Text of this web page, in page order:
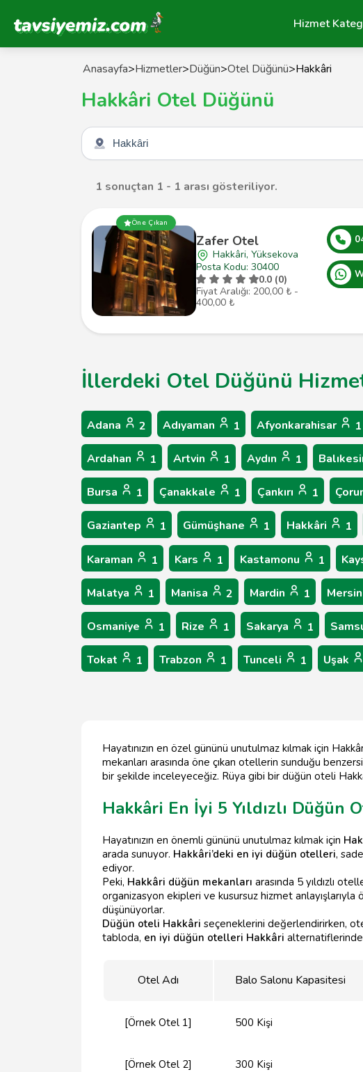
Tavsiyemiz Anasayfa Hizmet
Anasayfa>Hizmetler>Düğün>Otel Düğünü>Hakkâri
Hakkâri Otel Düğünü
Şehir seçin
1 sonuçtan 1 - 1 arası gösteriliyor.
Öne Çıkan
Zafer Otel
Hakkâri, Yüksekova
Posta Kodu: 30400
0.0 (0)
Fiyat Aralığı: 200,00 ₺ -
400,00 ₺
İllerdeki Otel Düğünü
Adana 2 Adıyaman 1 Afyonkarahisar 1
Ardahan 1 Artvin 1 Aydın 1
Bursa 1 Çanakkale 1 Çankırı 1
Gaziantep 1 Gümüşhane 1 Hakkâri 1
Karaman 1 Kars 1 Kastamonu 1
Malatya 1 Manisa 2 Mardin 1 Mersin
Osmaniye 1 Rize 1 Sakarya 1
Tokat 1 Trabzon 1 Tunceli 1 Uşak
Hayatınızın en özel gününü unutulmaz kılmak için
mekanları arasında öne çıkan otellerin sunduğu
bir şekilde inceleyeceğiz. Rüya gibi bir düğün oteli
Hakkâri En İyi 5 Yıldızlı Düğün
Hayatınızın en önemli gününü unutulmaz kılmak için
arada sunuyor. Hakkâri’deki en iyi düğün otelleri,
ediyor.
Peki, Hakkâri düğün mekanları arasında 5 yıldızlı
organizasyon ekipleri ve kusursuz hizmet anlayışlarıyla
düşünüyorlar.
Düğün oteli Hakkâri seçeneklerini değerlendirirken,
tabloda, en iyi düğün otelleri Hakkâri
Otel Adı Balo Salonu Kapasitesi
[Örnek Otel 1] 500 Kişi
[Örnek Otel 2] 300 Kişi